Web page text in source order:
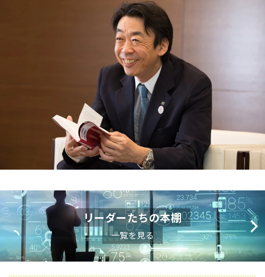
リーダーたちの本棚
一覧を見る